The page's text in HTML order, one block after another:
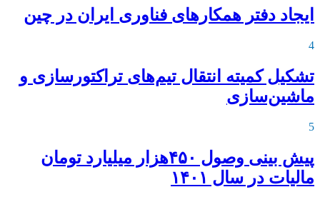
ایجاد دفتر همکارهای فناوری ایران در چین
4
تشکیل کمیته انتقال تیم‌های تراکتورسازی و
ماشین‌سازی
5
پیش بینی وصول ۴۵۰هزار میلیارد تومان
مالیات در سال ۱۴۰۱